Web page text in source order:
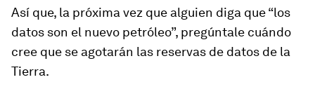
Así que, la próxima vez que alguien diga que “los
datos son el nuevo petróleo”, pregúntale cuándo
cree que se agotarán las reservas de datos de la
Tierra.